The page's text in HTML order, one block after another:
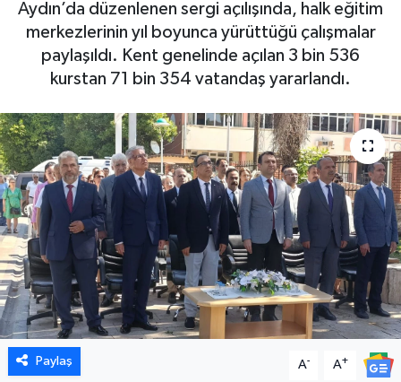
Aydın’da düzenlenen sergi açılışında, halk eğitim
merkezlerinin yıl boyunca yürüttüğü çalışmalar
paylaşıldı. Kent genelinde açılan 3 bin 536
kurstan 71 bin 354 vatandaş yararlandı.
Paylaş A- A+
DÜNYA
EGE
EĞİTİM
EKOLOJİ VE ÇEVRE
BİLİM VE TEKNOLOJİ
GENEL
GÜNDEM
HABERDE İNSAN